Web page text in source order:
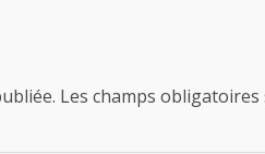
Les champs